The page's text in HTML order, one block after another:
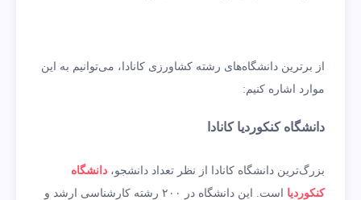
از برترین دانشگاه‌های رشته کشاورزی کانادا، می‌توانیم به این
موارد اشاره کنیم:
دانشگاه کنکوردیا کانادا
بزرگ‌ترین دانشگاه کانادا از نظر تعداد دانشجو، دانشگاه
کنکوردیا
است. این دانشگاه در ۲۰۰ رشته کارشناسی ارشد و